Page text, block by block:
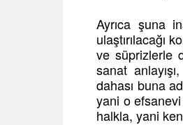
Ayrıca şuna
ulaştırılacağı
ve süprizlerle
sanat
dahası buna
yani o efsanevi
halkla, yani